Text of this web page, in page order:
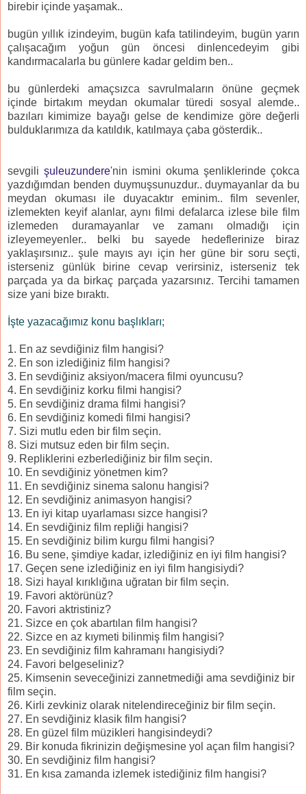
birebir içinde yaşamak..
bugün yıllık izindeyim, bugün kafa tatilindeyim, bugün yarın
çalışacağım yoğun gün öncesi dinlencedeyim gibi
kandırmacalarla bu günlere kadar geldim ben..
bu günlerdeki amaçsızca savrulmaların önüne geçmek
içinde birtakım meydan okumalar türedi sosyal alemde..
bazıları kimimize bayağı gelse de kendimize göre değerli
bulduklarımıza da katıldık, katılmaya çaba gösterdik..
sevgili şuleuzundere'nin ismini okuma şenliklerinde çokca
yazdığımdan benden duymuşsunuzdur.. duymayanlar da bu
meydan okuması ile duyacaktır eminim.. film sevenler,
izlemekten keyif alanlar, aynı filmi defalarca izlese bile film
izlemeden duramayanlar ve zamanı olmadığı için
izleyemeyenler.. belki bu sayede hedeflerinize biraz
yaklaşırsınız.. şule mayıs ayı için her güne bir soru seçti,
isterseniz günlük birine cevap verirsiniz, isterseniz tek
parçada ya da birkaç parçada yazarsınız. Tercihi tamamen
size yani bize bıraktı.
İşte yazacağımız konu başlıkları;
1. En az sevdiğiniz film hangisi?
2. En son izlediğiniz film hangisi?
3. En sevdiğiniz aksiyon/macera filmi oyuncusu?
4. En sevdiğiniz korku filmi hangisi?
5. En sevdiğiniz drama filmi hangisi?
6. En sevdiğiniz komedi filmi hangisi?
7. Sizi mutlu eden bir film seçin.
8. Sizi mutsuz eden bir film seçin.
9. Repliklerini ezberlediğiniz bir film seçin.
10. En sevdiğiniz yönetmen kim?
11. En sevdiğiniz sinema salonu hangisi?
12. En sevdiğiniz animasyon hangisi?
13. En iyi kitap uyarlaması sizce hangisi?
14. En sevdiğiniz film repliği hangisi?
15. En sevdiğiniz bilim kurgu filmi hangisi?
16. Bu sene, şimdiye kadar, izlediğiniz en iyi film hangisi?
17. Geçen sene izlediğiniz en iyi film hangisiydi?
18. Sizi hayal kırıklığına uğratan bir film seçin.
19. Favori aktörünüz?
20. Favori aktristiniz?
21. Sizce en çok abartılan film hangisi?
22. Sizce en az kıymeti bilinmiş film hangisi?
23. En sevdiğiniz film kahramanı hangisiydi?
24. Favori belgeseliniz?
25. Kimsenin seveceğinizi zannetmediği ama sevdiğiniz bir
film seçin.
26. Kirli zevkiniz olarak nitelendireceğiniz bir film seçin.
27. En sevdiğiniz klasik film hangisi?
28. En güzel film müzikleri hangisindeydi?
29. Bir konuda fikrinizin değişmesine yol açan film hangisi?
30. En sevdiğiniz film hangisi?
31. En kısa zamanda izlemek istediğiniz film hangisi?